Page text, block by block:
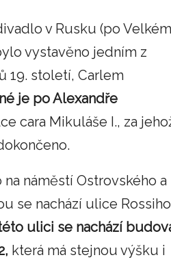
v Rusku (po Velkém
vystavěno jedním z
19. století, Carlem
je po Alexandře
cara Mikuláše I., za
náměstí Ostrovského a
se nachází ulice
ulici se nachází
která má stejnou výšku i